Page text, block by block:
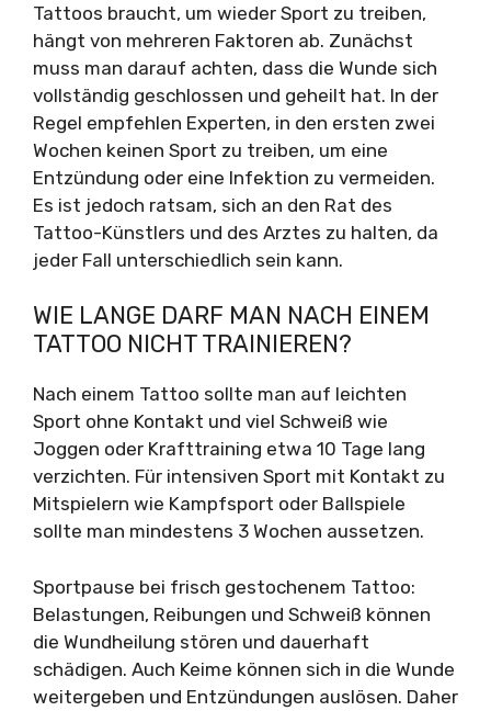
Tattoos braucht, um wieder Sport zu treiben,
hängt von mehreren Faktoren ab. Zunächst
muss man darauf achten, dass die Wunde sich
vollständig geschlossen und geheilt hat. In der
Regel empfehlen Experten, in den ersten zwei
Wochen keinen Sport zu treiben, um eine
Entzündung oder eine Infektion zu vermeiden.
Es ist jedoch ratsam, sich an den Rat des
Tattoo-Künstlers und des Arztes zu halten, da
jeder Fall unterschiedlich sein kann.
WIE LANGE DARF MAN NACH EINEM
TATTOO NICHT TRAINIEREN?
Nach einem Tattoo sollte man auf leichten
Sport ohne Kontakt und viel Schweiß wie
Joggen oder Krafttraining etwa 10 Tage lang
verzichten. Für intensiven Sport mit Kontakt zu
Mitspielern wie Kampfsport oder Ballspiele
sollte man mindestens 3 Wochen aussetzen.
Sportpause bei frisch gestochenem Tattoo:
Belastungen, Reibungen und Schweiß können
die Wundheilung stören und dauerhaft
schädigen. Auch Keime können sich in die Wunde
weitergeben und Entzündungen auslösen. Daher